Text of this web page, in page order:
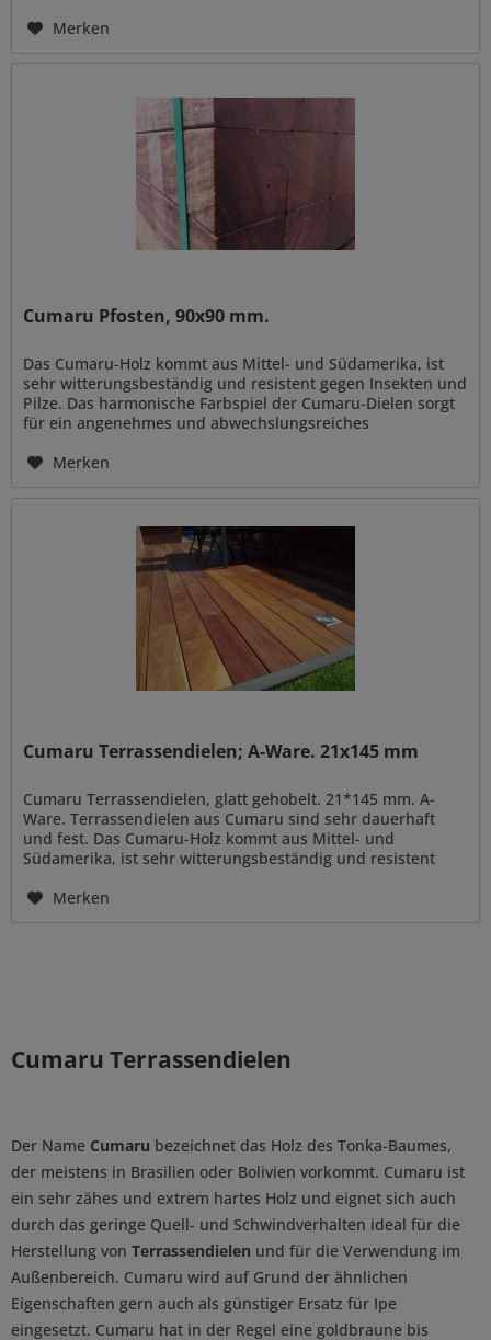
Merken
Cumaru Pfosten, 90x90 mm.
Das Cumaru-Holz kommt aus Mittel- und Südamerika, ist
sehr witterungsbeständig und resistent gegen Insekten und
Pilze. Das harmonische Farbspiel der Cumaru-Dielen sorgt
für ein angenehmes und abwechslungsreiches
Merken
Cumaru Terrassendielen; A-Ware. 21x145 mm
Cumaru Terrassendielen, glatt gehobelt. 21*145 mm. A-
Ware. Terrassendielen aus Cumaru sind sehr dauerhaft
und fest. Das Cumaru-Holz kommt aus Mittel- und
Südamerika, ist sehr witterungsbeständig und resistent
Merken
Cumaru Terrassendielen
Der Name Cumaru bezeichnet das Holz des Tonka-Baumes,
der meistens in Brasilien oder Bolivien vorkommt. Cumaru ist
ein sehr zähes und extrem hartes Holz und eignet sich auch
durch das geringe Quell- und Schwindverhalten ideal für die
Herstellung von Terrassendielen und für die Verwendung im
Außenbereich. Cumaru wird auf Grund der ähnlichen
Eigenschaften gern auch als günstiger Ersatz für Ipe
eingesetzt. Cumaru hat in der Regel eine goldbraune bis